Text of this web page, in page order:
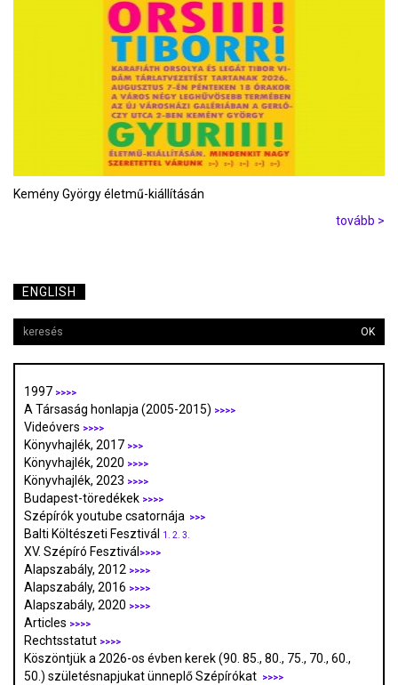
Kemény György életmű-kiállításán
tovább >
ENGLISH
OK
1997 >>>>
A Társaság honlapja (2005-2015) >>>>
Videóvers >>>>
Könyvhajlék, 2017 >>>
Könyvhajlék, 2020 >>>>
Könyvhajlék, 2023 >>>>
Budapest-töredékek >>>>
Szépírók youtube csatornája >>>
Balti Költészeti Fesztivál 1. 2. 3.
XV. Szépíró Fesztivál >>>>
Alapszabály, 2012 >>>>
Alapszabály, 2016 >>>>
Alapszabály, 2020 >>>>
Articles >>>>
Rechtsstatut >>>>
Köszöntjük a 2026-os évben kerek (90. 85., 80., 75., 70., 60.,
50.) születésnapjukat ünneplő Szépírókat
>>>>